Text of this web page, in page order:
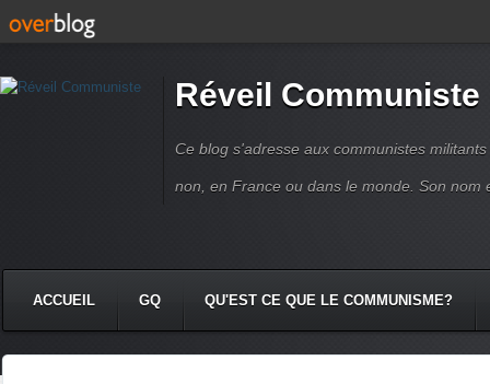
Réveil Communiste
Ce blog s'adresse aux communistes
non, en France ou dans le monde. Son nom
ACCUEIL GQ QU'EST CE QUE LE COMMUNISME?